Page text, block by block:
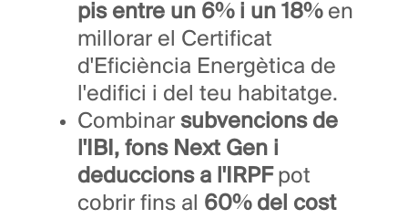
pis entre un 6% i un 18%en
millorar el Certificat
d'Eficiència Energètica de
l'edifici i del teu habitatge.
Combinar subvencions de
l'IBI, fons Next Gen i
deduccions a l'IRPFpot
cobrir fins al 60% del cost